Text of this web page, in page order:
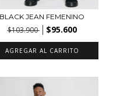
BLACK JEAN FEMENINO
$103.900 $95.600
AGREGAR AL CARRITO